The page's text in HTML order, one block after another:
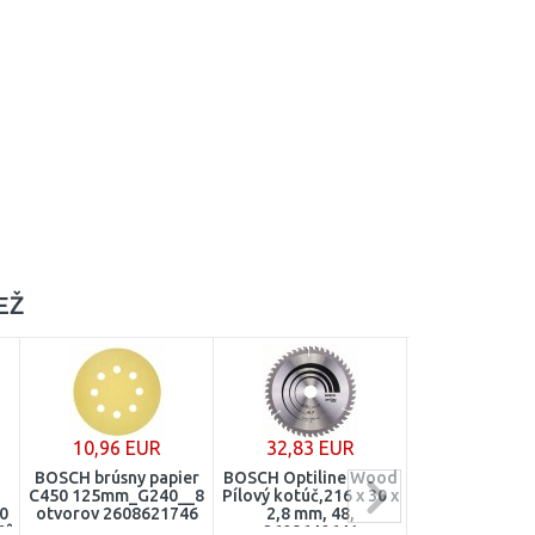
10,96 EUR
BOSCH brúsny papier
C450 125mm_G240__8
otvorov 2608621746
32,83 EUR
BOSCH Optiline Wood
Pílový kotúč,216 x 30 x
2,8 mm, 48,